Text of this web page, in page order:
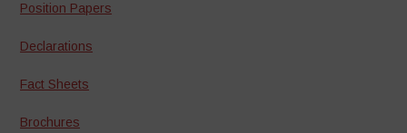
Position Papers
Declarations
Fact Sheets
Brochures